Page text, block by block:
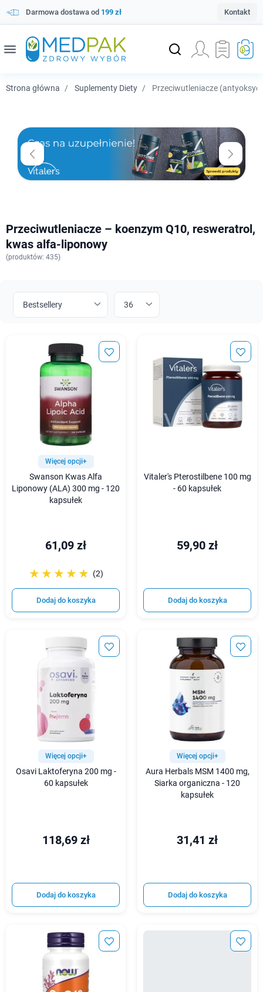
Darmowa dostawa od 199 zł Kontakt
menu
Strona główna Suplementy Diety Przeciwutleniacze
Przeciwutleniacze – koenzym Q10, resweratrol,
kwas alfa-liponowy
(produktów: 435)
Więcej opcji+
Swanson Kwas Alfa
Liponowy (ALA) 300 mg - 120
kapsułek
61,09 zł
☆☆☆☆☆
★★★★★ (2)
Dodaj do koszyka
Vitaler's Pterostilbene 100 mg
- 60 kapsułek
59,90 zł
Dodaj do koszyka
Więcej opcji+
Osavi Laktoferyna 200 mg -
60 kapsułek
118,69 zł
Dodaj do koszyka
Więcej opcji+
Aura Herbals MSM 1400 mg,
Siarka organiczna - 120
kapsułek
31,41 zł
Dodaj do koszyka